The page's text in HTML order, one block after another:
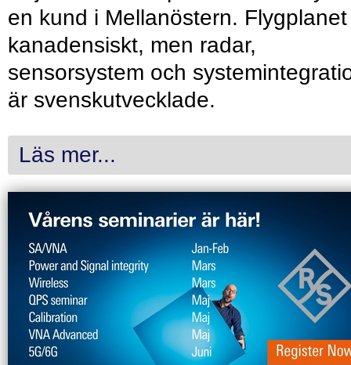
en kund i Mellanöstern.
kanadensiskt, men radar,
sensorsystem och
är svenskutvecklade.
Läs mer...